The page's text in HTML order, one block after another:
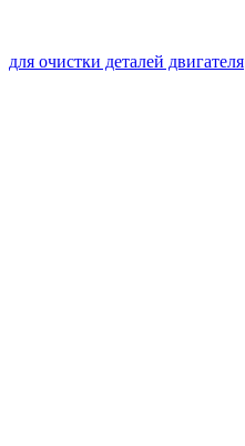
для очистки деталей двигателя